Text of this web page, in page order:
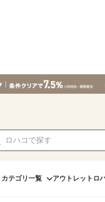
カテゴリ一覧 アウトレット ロ